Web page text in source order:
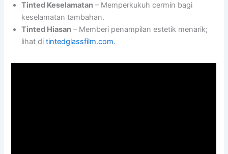
Tinted Keselamatan – Memperkukuh cermin bagi
keselamatan tambahan.
Tinted Hiasan – Memberi penampilan estetik menarik;
lihat ditintedglassfilm.com.